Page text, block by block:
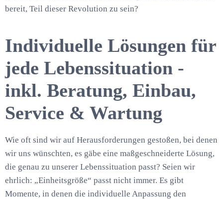
bereit, Teil dieser Revolution zu sein?
Individuelle Lösungen für
jede Lebenssituation -
inkl. Beratung, Einbau,
Service & Wartung
Wie oft sind wir auf Herausforderungen gestoßen, bei denen
wir uns wünschten, es gäbe eine maßgeschneiderte Lösung,
die genau zu unserer Lebenssituation passt? Seien wir
ehrlich: „Einheitsgröße“ passt nicht immer. Es gibt
Momente, in denen die individuelle Anpassung den